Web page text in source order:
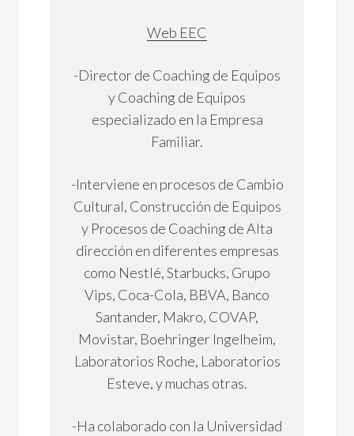
Web EEC
-Director de Coaching de Equipos
y Coaching de Equipos
especializado en la Empresa
Familiar.
-Interviene en procesos de Cambio
Cultural, Construcción de Equipos
y Procesos de Coaching de Alta
dirección en diferentes empresas
como Nestlé, Starbucks, Grupo
Vips, Coca-Cola, BBVA, Banco
Santander, Makro, COVAP,
Movistar, Boehringer Ingelheim,
Laboratorios Roche, Laboratorios
Esteve, y muchas otras.
-Ha colaborado con la Universidad